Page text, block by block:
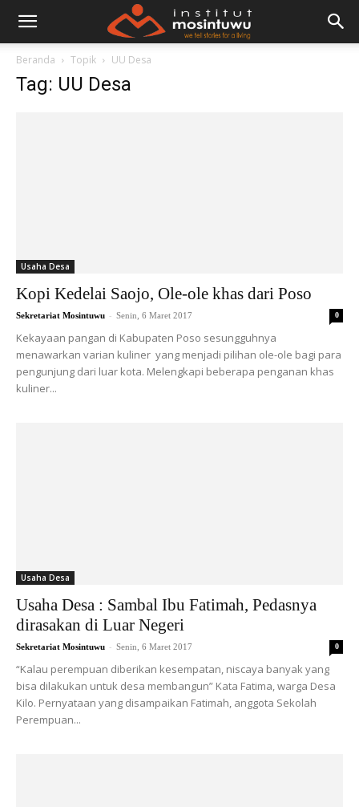
Beranda Topik UU Desa
Tag: UU Desa
Usaha Desa
Kopi Kedelai Saojo, Ole-ole khas dari Poso
Sekretariat Mosintuwu - Senin, 6 Maret 2017 0
Kekayaan pangan di Kabupaten Poso sesungguhnya
menawarkan varian kuliner yang menjadi pilihan ole-ole bagi para
pengunjung dari luar kota. Melengkapi beberapa penganan khas
kuliner...
Usaha Desa
Usaha Desa : Sambal Ibu Fatimah, Pedasnya
dirasakan di Luar Negeri
Sekretariat Mosintuwu - Senin, 6 Maret 2017 0
“Kalau perempuan diberikan kesempatan, niscaya banyak yang
bisa dilakukan untuk desa membangun” Kata Fatima, warga Desa
Kilo. Pernyataan yang disampaikan Fatimah, anggota Sekolah
Perempuan...